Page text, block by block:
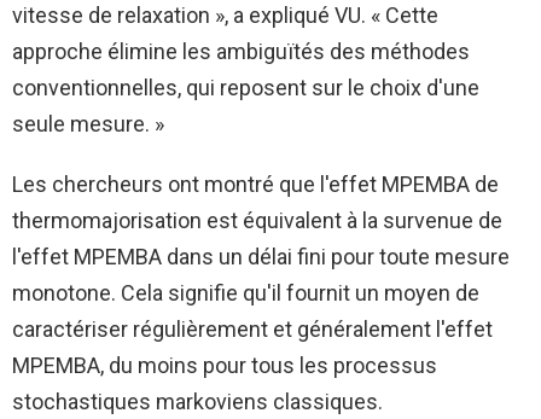
vitesse de relaxation », a expliqué VU. « Cette
approche élimine les ambiguïtés des méthodes
conventionnelles, qui reposent sur le choix d'une
seule mesure. »
Les chercheurs ont montré que l'effet MPEMBA de
thermomajorisation est équivalent à la survenue de
l'effet MPEMBA dans un délai fini pour toute mesure
monotone. Cela signifie qu'il fournit un moyen de
caractériser régulièrement et généralement l'effet
MPEMBA, du moins pour tous les processus
stochastiques markoviens classiques.